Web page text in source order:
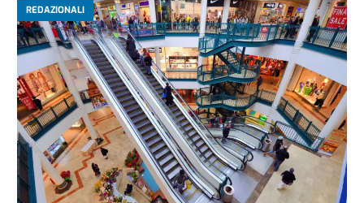
REDAZIONALI